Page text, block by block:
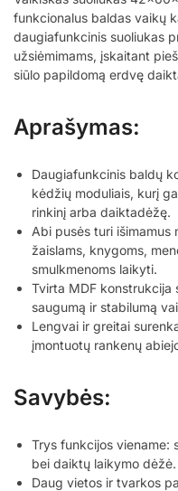
funkcionalus baldas vaikų
daugiafunkcinis suoliukas
užsiėmimams, įskaitant
siūlo papildomą erdvę
Aprašymas:
Daugiafunkcinis baldų
kėdžių moduliais, kurį
rinkinį arba daiktadėžę.
Abi pusės turi išimamus
žaislams, knygoms,
smulkmenoms laikyti.
Tvirta MDF konstrukcija
saugumą ir stabilumą
Lengvai ir greitai
įmontuotų rankenų
Savybės:
Trys funkcijos viename:
bei daiktų laikymo dėžė.
Daug vietos ir tvarkos